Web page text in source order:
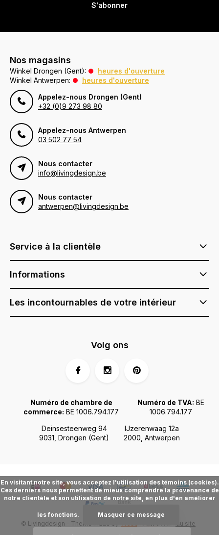
S'abonner
Nos magasins
Winkel Drongen (Gent):
heures d'ouverture
Winkel Antwerpen:
heures d'ouverture
Appelez-nous Drongen (Gent)
+32 (0)9 273 98 80
Appelez-nous Antwerpen
03 502 77 54
Nous contacter
info@livingdesign.be
Nous contacter
antwerpen@livingdesign.be
Service à la clientèle
Informations
Les incontournables de votre intérieur
Deinsesteenweg 94
9031, Drongen (Gent)
IJzerenwaag 12a
2000, Antwerpen
Numéro de chambre de
commerce: BE 1006.794.177
Numéro de TVA: BE
1006.794.177
Volg ons
© Livingdesign - Theme made by Webdinge.nl Plan du site
En visitant notre site, vous acceptez l'utilisation des témoins (cookies).
Ces derniers nous permettent de mieux comprendre la provenance de
notre clientèle et son utilisation de notre site, en plus d'en améliorer
les fonctions. Masquer ce message
FIDÉLITÉ